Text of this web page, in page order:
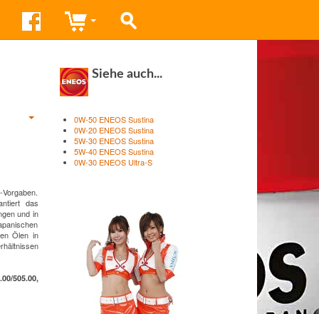
das
und in
Ölen in
505.00,
Siehe auch...
0W-50 ENEOS Sustina
0W-20 ENEOS Sustina
5W-30 ENEOS Sustina
5W-40 ENEOS Sustina
0W-30 ENEOS Ultra-S